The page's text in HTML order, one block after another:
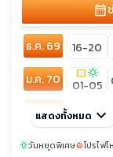
calendar_month
ธ.ค. 69 16-20
ม.ค. 70
confirmation_numbersunny
01-05
ก.พ. 70 02-06
26-02
แสดงทั้งหมด keyboard_arrow_down
sunnyวันหยุดพิเศษlocal_fire_departmentโปรไฟไ